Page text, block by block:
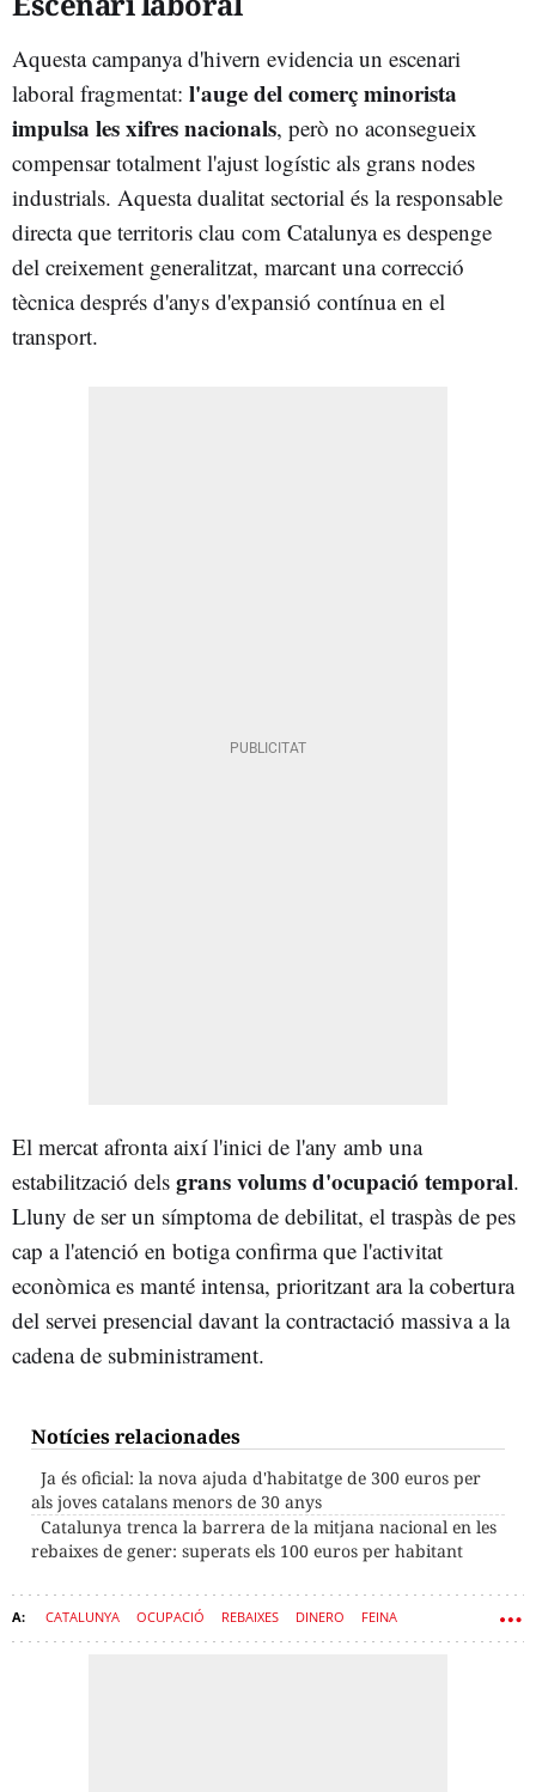
Aquesta campanya d'hivern evidencia un escenari
laboral fragmentat: l'auge del comerç minorista
impulsa les xifres nacionals, però no aconsegueix
compensar totalment l'ajust logístic als grans nodes
industrials. Aquesta dualitat sectorial és la responsable
directa que territoris clau com Catalunya es despenge
del creixement generalitzat, marcant una correcció
tècnica després d'anys d'expansió contínua en el
transport.
El mercat afronta així l'inici de l'any amb una
estabilització dels grans volums d'ocupació temporal.
Lluny de ser un símptoma de debilitat, el traspàs de pes
cap a l'atenció en botiga confirma que l'activitat
econòmica es manté intensa, prioritzant ara la cobertura
del servei presencial davant la contractació massiva a la
cadena de subministrament.
Notícies relacionades
Ja és oficial: la nova ajuda d'habitatge de 300 euros per
als joves catalans menors de 30 anys
Catalunya trenca la barrera de la mitjana nacional en les
rebaixes de gener: superats els 100 euros per habitant
CATALUNYA OCUPACIÓ REBAIXES DINERO FEINA